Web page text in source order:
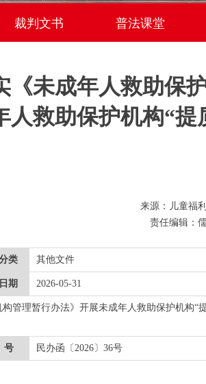
裁判文书 普法课堂
《未成年人救助保
人救助保护机构“提
来源：儿童福
责任编辑：
类 其他文件
期 2026-05-31
管理暂行办法》开展未成年人救助保护机构“
民办函〔2026〕36号